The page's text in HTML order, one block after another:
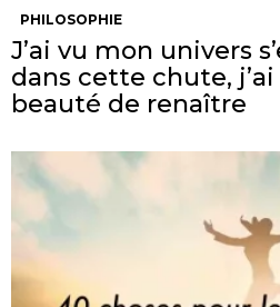
PHILOSOPHIE
J’ai vu mon univers
dans cette chute,
beauté de renaître